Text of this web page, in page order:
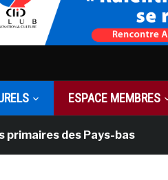
ESPACE MEMBRES
des Pays-bas il y a 1 mois